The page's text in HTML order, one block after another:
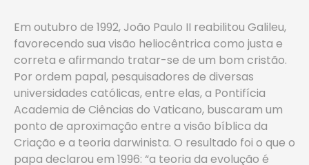
Em outubro de 1992, João Paulo II reabilitou Galileu,
favorecendo sua visão heliocêntrica como justa e
correta e afirmando tratar-se de um bom cristão.
Por ordem papal, pesquisadores de diversas
universidades católicas, entre elas, a Pontifícia
Academia de Ciências do Vaticano, buscaram um
ponto de aproximação entre a visão bíblica da
Criação e a teoria darwinista. O resultado foi o que o
papa declarou em 1996: “a teoria da evolução é